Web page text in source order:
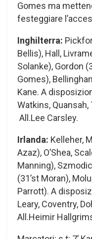
Gomes ma
festeggiare
Inghilterra:
Bellis), Hall,
Solanke), Gordon
Gomes),
Kane. A
Watkins,
All.Lee Carsley.
Irlanda: Kelleher,
Azaz), O’Shea,
Manning),
(31’st Moran),
Parrott). A
Leary, Coventry,
All.Heimir